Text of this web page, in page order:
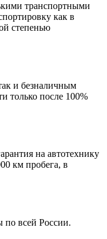
транспортными
как в
степенью
и безналичным
только после 100%
на автотехнику
км пробега, в
по всей России.